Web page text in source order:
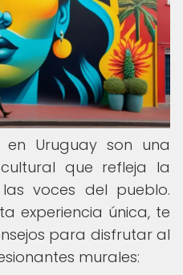
en Uruguay son una
que refleja la
voces del pueblo.
experiencia única, te
para disfrutar al
murales: